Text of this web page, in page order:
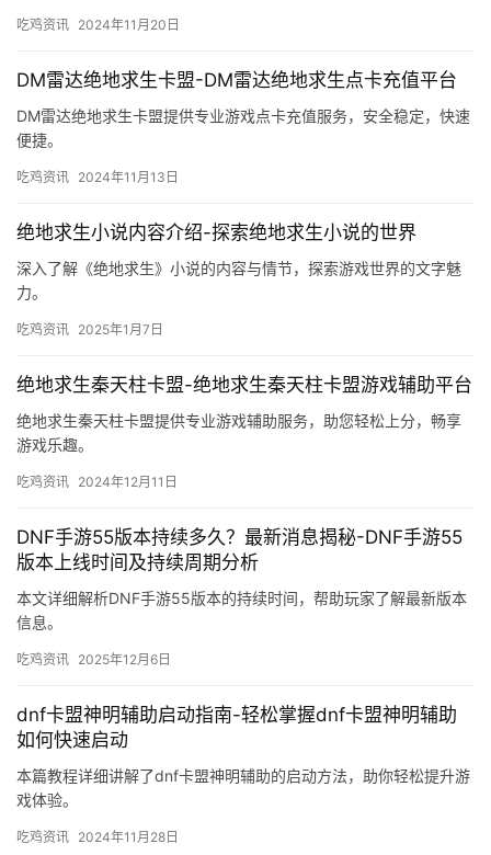
吃鸡资讯 2024年11月20日
DM雷达绝地求生卡盟-DM雷达绝地求生点卡充值平台
DM雷达绝地求生卡盟提供专业游戏点卡充值服务，安全稳定，快速
便捷。
吃鸡资讯 2024年11月13日
绝地求生小说内容介绍-探索绝地求生小说的世界
深入了解《绝地求生》小说的内容与情节，探索游戏世界的文字魅
力。
吃鸡资讯 2025年1月7日
绝地求生秦天柱卡盟-绝地求生秦天柱卡盟游戏辅助平台
绝地求生秦天柱卡盟提供专业游戏辅助服务，助您轻松上分，畅享
游戏乐趣。
吃鸡资讯 2024年12月11日
DNF手游55版本持续多久？最新消息揭秘-DNF手游55
版本上线时间及持续周期分析
本文详细解析DNF手游55版本的持续时间，帮助玩家了解最新版本
信息。
吃鸡资讯 2025年12月6日
dnf卡盟神明辅助启动指南-轻松掌握dnf卡盟神明辅助
如何快速启动
本篇教程详细讲解了dnf卡盟神明辅助的启动方法，助你轻松提升游
戏体验。
吃鸡资讯 2024年11月28日